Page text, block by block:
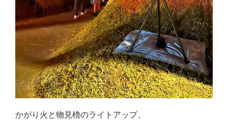
かがり火と物見櫓のライトアップ、